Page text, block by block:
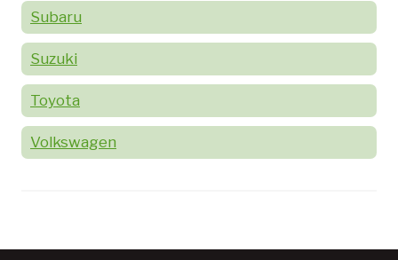
Subaru
Suzuki
Toyota
Volkswagen